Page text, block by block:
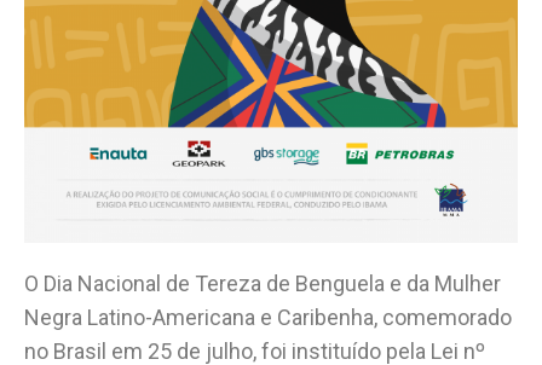
O Dia Nacional de Tereza de Benguela e da Mulher
Negra Latino-Americana e Caribenha, comemorado
no Brasil em 25 de julho, foi instituído pela Lei nº